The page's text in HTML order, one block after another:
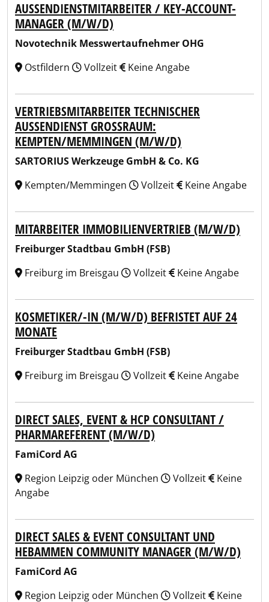
AUSSENDIENSTMITARBEITER / KEY-ACCOUNT-M
ANAGER (M/W/D)
Novotechnik Messwertaufnehmer OHG
Ostfildern
Vollzeit Keine Angabe
VERTRIEBSMITARBEITER TECHNISCHER
AUSSENDIENST GROSSRAUM: KE
MPTEN/MEMMINGEN (M/W/D)
SARTORIUS Werkzeuge GmbH & Co. KG
Kempten/Memmingen
Vollzeit Keine Angabe
MITARBEITER IMMOBILIENVERTRIEB (M/W/D)
Freiburger Stadtbau GmbH (FSB)
Freiburg im Breisgau
Vollzeit Keine Angabe
KOSMETIKER/-IN (M/W/D) BEFRISTET AUF 24
MONATE
Freiburger Stadtbau GmbH (FSB)
Freiburg im Breisgau
Vollzeit Keine Angabe
DIRECT SALES, EVENT & HCP CONSULTANT /
PHARMAREFERENT (M/W/D)
FamiCord AG
Region Leipzig oder München
Vollzeit
Keine
Angabe
DIRECT SALES & EVENT CONSULTANT UND
HEBAMMEN COMMUNITY MANAGER (M/W/D)
FamiCord AG
Region Leipzig oder München
Vollzeit Keine